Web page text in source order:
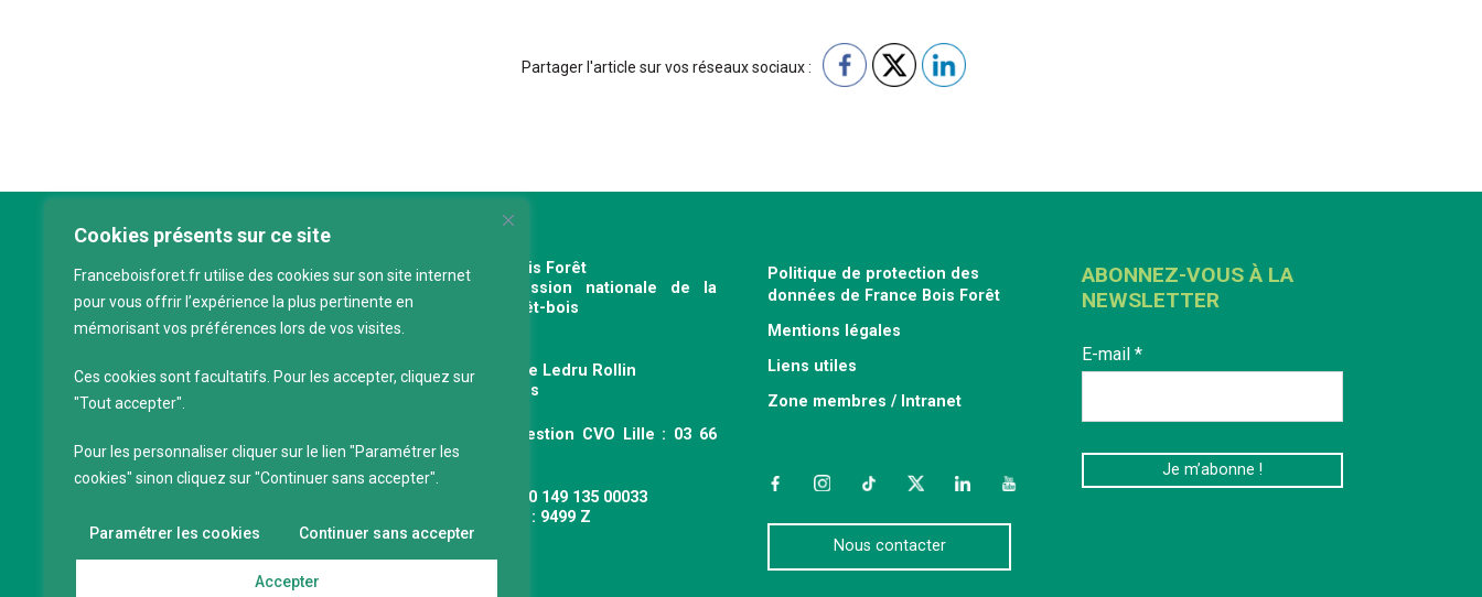
Cookies présents sur ce site
Franceboisforet.fr utilise des cookies sur son site internet
pour vous offrir l’expérience la plus pertinente en
mémorisant vos préférences lors de vos visites.
Ces cookies sont facultatifs. Pour les accepter, cliquez sur
"Tout accepter".
Pour les personnaliser cliquer sur le lien "Paramétrer les
cookies" sinon cliquez sur "Continuer sans accepter".
Paramétrer les cookies Continuer sans accepter
Accepter
Partager l'article sur vos réseaux sociaux :
France Bois Forêt
Interprofession nationale de la
filière forêt-bois
120 avenue Ledru Rollin
75011 Paris
Service gestion CVO Lille : 03 66
88 39 63
SIRET : 490 149 135 00033
Code APE : 9499 Z
Politique de protection des
données de France Bois Forêt
Mentions légales
Liens utiles
Zone membres / Intranet
FacebookInstagramTikTokTwitterLinkedInYouTube
Nous contacter
ABONNEZ-VOUS À LA
NEWSLETTER
E-mail *